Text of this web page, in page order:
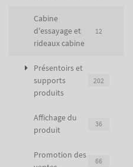
Cabine
d'essayage et
rideaux cabine
12
Présentoirs et
supports
produits
202
Affichage du
produit
36
Promotion des
66